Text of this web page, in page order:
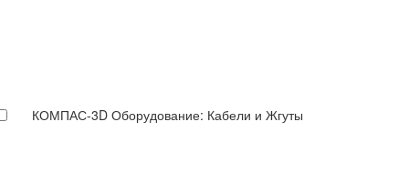
КОМПАС-3D Оборудование: Кабели и Жгуты